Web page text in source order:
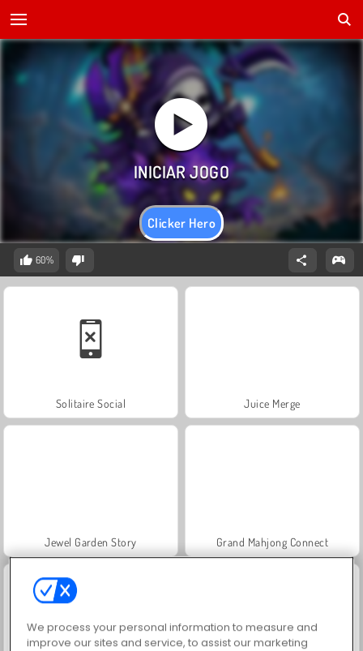
Clicker Hero
60%
Solitaire Social Juice Merge
Jewel Garden Story Grand Mahjong Connect
We process your personal information to measure and
improve our sites and service, to assist our marketing